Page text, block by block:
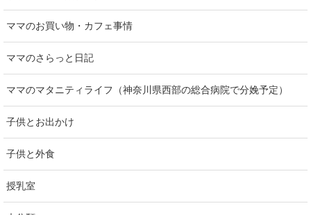
ママのお買い物・カフェ事情
ママのさらっと日記
ママのマタニティライフ（神奈川県西部の総合病院で分娩予定）
子供とお出かけ
子供と外食
授乳室